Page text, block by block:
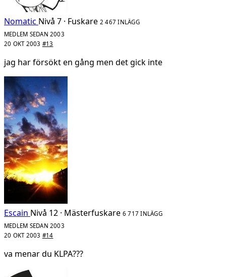
Nomatic Nivå 7 · Fuskare 2 467 INLÄGG
MEDLEM SEDAN 2003
20 OKT 2003 #13
jag har försökt en gång men det gick inte
Escain Nivå 12 · Mästerfuskare 6 717 INLÄGG
MEDLEM SEDAN 2003
20 OKT 2003 #14
va menar du KLPA???